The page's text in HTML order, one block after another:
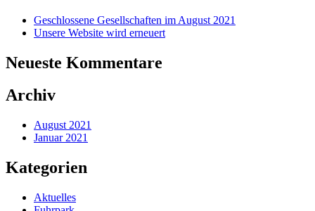
Geschlossene Gesellschaften im August 2021
Unsere Website wird erneuert
Neueste Kommentare
Archiv
August 2021
Januar 2021
Kategorien
Aktuelles